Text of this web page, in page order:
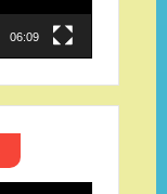
06:09